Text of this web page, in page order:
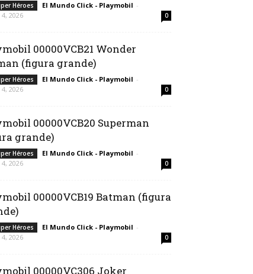
Héroes El Mundo Click - Playmobil -
2026
0
00000VCB21 Wonder
(figura grande)
Héroes El Mundo Click - Playmobil -
2026
0
00000VCB20 Superman
grande)
Héroes El Mundo Click - Playmobil -
2026
0
00000VCB19 Batman (figura
Héroes El Mundo Click - Playmobil -
2026
0
00000VC306 Joker